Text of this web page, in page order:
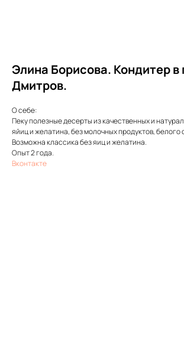
Элина Борисова. Кондитер в
Дмитров.
О себе:
Пеку полезные десерты из качественных и
яйиц и желатина, без молочных продуктов, белого
Возможна классика без яиц и желатина.
Опыт 2 года.
Вконтакте